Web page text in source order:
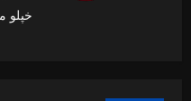
خپلو